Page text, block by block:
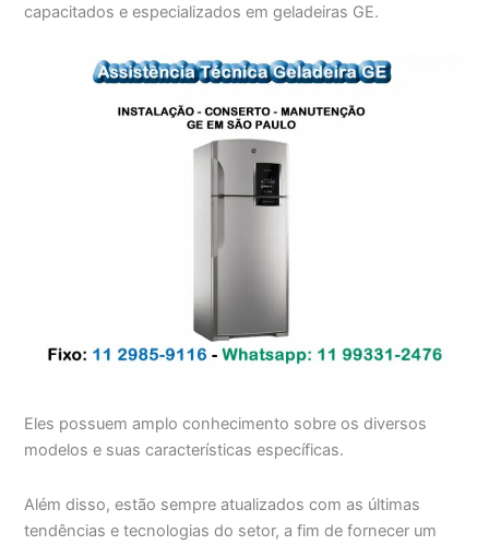
capacitados e especializados em geladeiras GE.
Eles possuem amplo conhecimento sobre os diversos
modelos e suas características específicas.
Além disso, estão sempre atualizados com as últimas
tendências e tecnologias do setor, a fim de fornecer um